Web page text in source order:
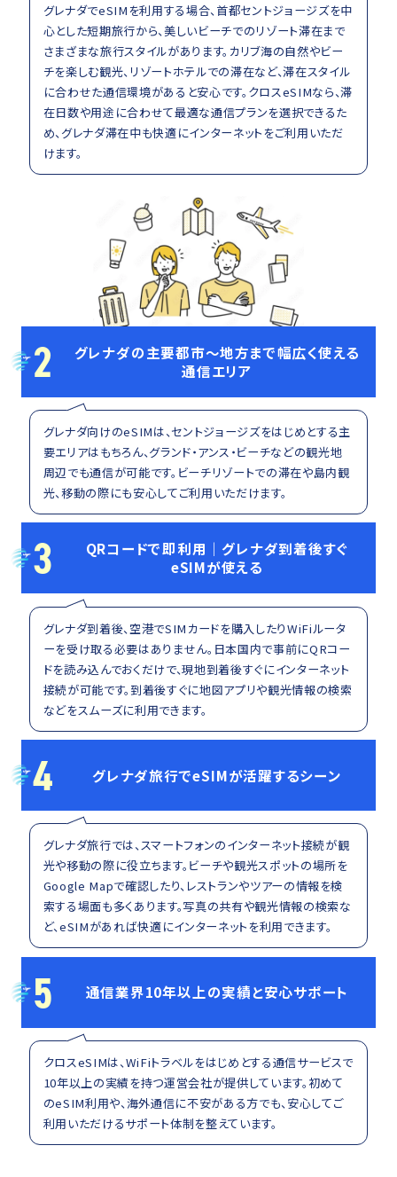
グレナダでeSIMを利用する場合、首都セントジョージズを中
心とした短期旅行から、美しいビーチでのリゾート滞在まで
さまざまな旅行スタイルがあります。カリブ海の自然やビー
チを楽しむ観光、リゾートホテルでの滞在など、滞在スタイル
に合わせた通信環境があると安心です。クロスeSIMなら、滞
在日数や用途に合わせて最適な通信プランを選択できるた
め、グレナダ滞在中も快適にインターネットをご利用いただ
けます。
2
グレナダの主要都市～地方まで幅広く使える
通信エリア
グレナダ向けのeSIMは、セントジョージズをはじめとする主
要エリアはもちろん、グランド・アンス・ビーチなどの観光地
周辺でも通信が可能です。ビーチリゾートでの滞在や島内観
光、移動の際にも安心してご利用いただけます。
3
QRコードで即利用｜グレナダ到着後すぐ
eSIMが使える
グレナダ到着後、空港でSIMカードを購入したりWiFiルータ
ーを受け取る必要はありません。日本国内で事前にQRコー
ドを読み込んでおくだけで、現地到着後すぐにインターネット
接続が可能です。到着後すぐに地図アプリや観光情報の検索
などをスムーズに利用できます。
4 グレナダ旅行でeSIMが活躍するシーン
グレナダ旅行では、スマートフォンのインターネット接続が観
光や移動の際に役立ちます。ビーチや観光スポットの場所を
Google Mapで確認したり、レストランやツアーの情報を検
索する場面も多くあります。写真の共有や観光情報の検索な
ど、eSIMがあれば快適にインターネットを利用できます。
5 通信業界10年以上の実績と安心サポート
クロスeSIMは、WiFiトラベルをはじめとする通信サービスで
10年以上の実績を持つ運営会社が提供しています。初めて
のeSIM利用や、海外通信に不安がある方でも、安心してご
利用いただけるサポート体制を整えています。